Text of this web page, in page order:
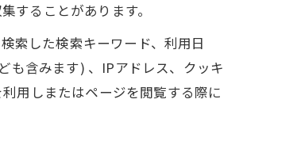
することがあります。
索した検索キーワード、利用日
も含みます) 、IPアドレス、クッキ
用しまたはページを閲覧する際に